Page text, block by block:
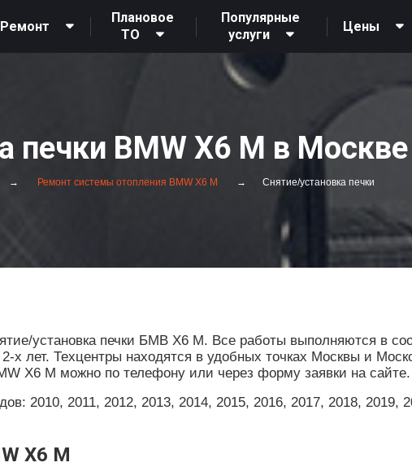
Ремонт
Плановое
ТО
Популярные
услуги
Цены
печки BMW X6 M в Москве
Ремонт системы отопления BMW X6 M Снятие/установка печки
установка печки БМВ Х6 М. Все работы выполняются в
лет. Техцентры находятся в удобных точках Москвы и
X6 M можно по телефону или через форму заявки на сайте.
2010, 2011, 2012, 2013, 2014, 2015, 2016, 2017, 2018, 2019,
X6 M